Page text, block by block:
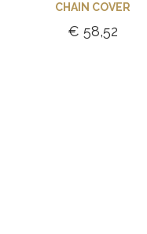
CHAIN COVER
€ 58,52